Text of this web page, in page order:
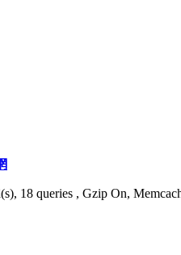
18 queries , Gzip On,